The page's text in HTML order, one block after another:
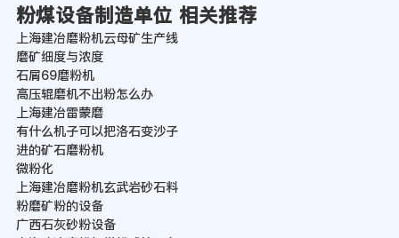
粉煤设备制造单位 相关推荐
上海建冶磨粉机云母矿生产线
磨矿细度与浓度
石屑69磨粉机
高压辊磨机不出粉怎么办
上海建冶雷蒙磨
有什么机子可以把洛石变沙子
进的矿石磨粉机
微粉化
上海建冶磨粉机玄武岩砂石料
粉磨矿粉的设备
广西石灰砂粉设备